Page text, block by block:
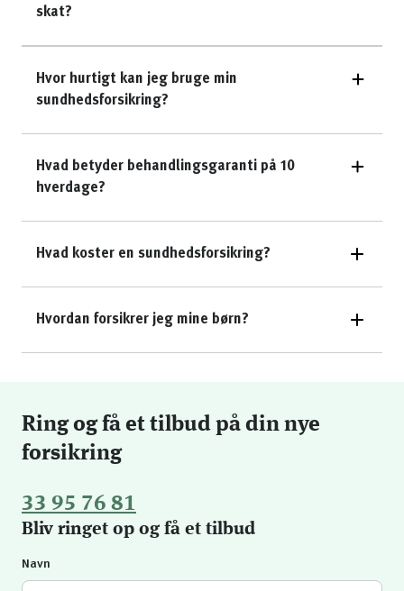
skat?
Hvor hurtigt kan jeg bruge min
sundhedsforsikring?
Hvad betyder behandlingsgaranti på 10
hverdage?
Hvad koster en sundhedsforsikring?
Hvordan forsikrer jeg mine børn?
Ring og få et tilbud på din nye
forsikring
33 95 76 81
Bliv ringet op og få et tilbud
Navn